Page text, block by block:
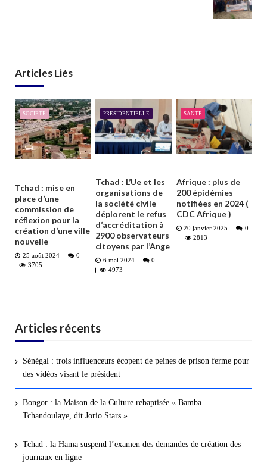
Articles Liés
SOCIETÉ
Tchad : mise en
place d’une
commission de
réflexion pour la
création d’une ville
nouvelle
25 août 2024
0
3705
PRESIDENTIELLE
Tchad : L’Ue et les
organisations de
la société civile
déplorent le refus
d’accréditation à
2900 observateurs
citoyens par l’Ange
6 mai 2024
0
4973
SANTÉ
Afrique : plus de
200 épidémies
notifiées en 2024 (
CDC Afrique )
20 janvier 2025
0
2813
Articles récents
Sénégal : trois influenceurs écopent de peines de prison ferme pour
des vidéos visant le président
Bongor : la Maison de la Culture rebaptisée « Bamba
Tchandoulaye, dit Jorio Stars »
Tchad : la Hama suspend l’examen des demandes de création des
journaux en ligne